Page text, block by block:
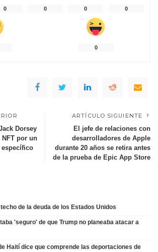
0 0 0 0
0
Dorsey
por un
específico
ARTÍCULO SIGUIENTE
El jefe de relaciones con
desarrolladores de Apple
durante 20 años se retira antes
de la prueba de Epic App Store
de la deuda de los Estados Unidos
'seguro' de que Trump no planeaba atacar a
Haití dice que comprende las deportaciones de